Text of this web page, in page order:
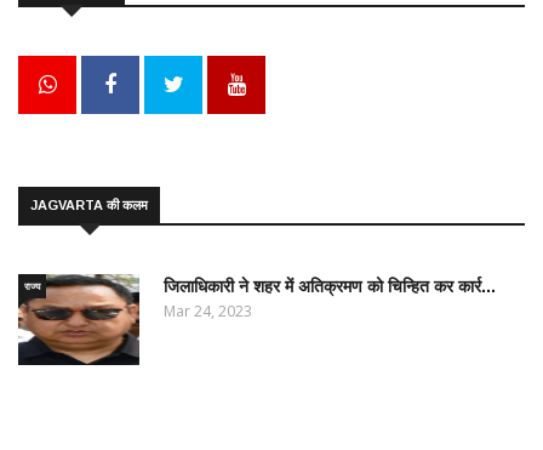
JAGVARTA की कलम
राज्य जिलाधिकारी ने शहर में अतिक्रमण को चिन्हित कर कार्र...
Mar 24, 2023